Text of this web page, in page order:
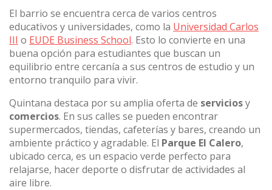
El barrio se encuentra cerca de varios centros
educativos y universidades, como la Universidad Carlos
III o EUDE Business School. Esto lo convierte en una
buena opción para estudiantes que buscan un
equilibrio entre cercanía a sus centros de estudio y un
entorno tranquilo para vivir.
Quintana destaca por su amplia oferta de serviciosy
comercios. En sus calles se pueden encontrar
supermercados, tiendas, cafeterías y bares, creando un
ambiente práctico y agradable. El Parque El Calero,
ubicado cerca, es un espacio verde perfecto para
relajarse, hacer deporte o disfrutar de actividades al
aire libre.